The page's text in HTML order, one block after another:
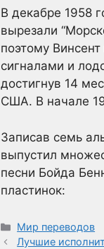
В декабре 1958
вырезали
поэтому
сигналами и
достигнув 14
США. В начале
Записав семь
выпустил
песни Бойда
пластинок:
Рубрики
Мир переводов
Лучшие